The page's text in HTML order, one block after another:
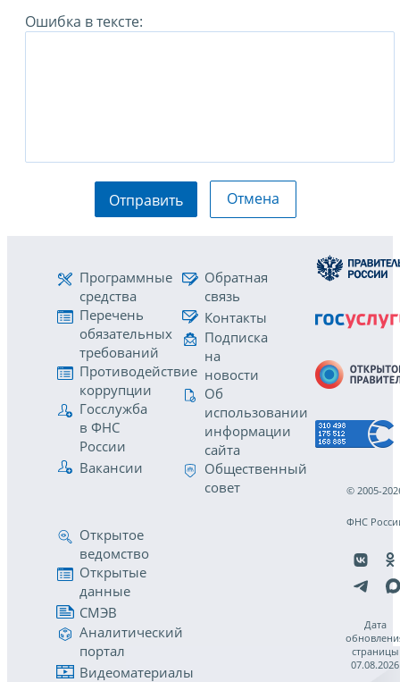
Ошибка в тексте:
Отправить Отмена
Программные
средства
Перечень
обязательных
требований
Противодействие
коррупции
Госслужба
в ФНС
России
Вакансии
Обратная
связь
Контакты
Подписка
на
новости
Об
использовании
информации
сайта
Общественный
совет
Открытое
ведомство
Открытые
данные
СМЭВ
Аналитический
портал
Видеоматериалы
© 2005-
ФНС
Дата
страницы
07.08.2026